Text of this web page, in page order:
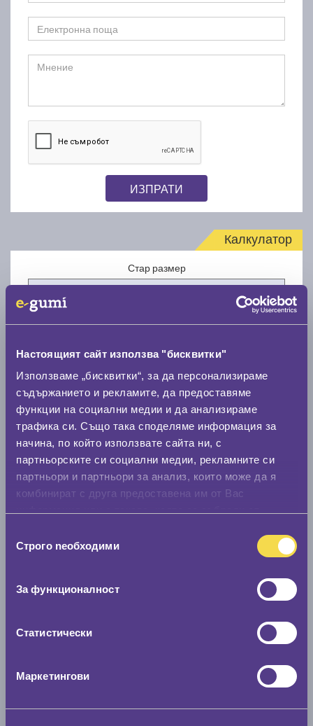
Настоящият сайт използва "бисквитки"
Използваме „бисквитки“, за да персонализираме
съдържанието и рекламите, да предоставяме
функции на социални медии и да анализираме
трафика си. Също така споделяме информация за
начина, по който използвате сайта ни, с
партньорските си социални медии, рекламните си
партньори и партньори за анализ, които може да я
комбинират с друга предоставена им от Вас
наСтрого nеобходими
За функционалност
Статистически
Маркетингови
ИЗПРАТИ
Калкулатор
Стар размер
Нов размер
Стар размер
По марка автомобил